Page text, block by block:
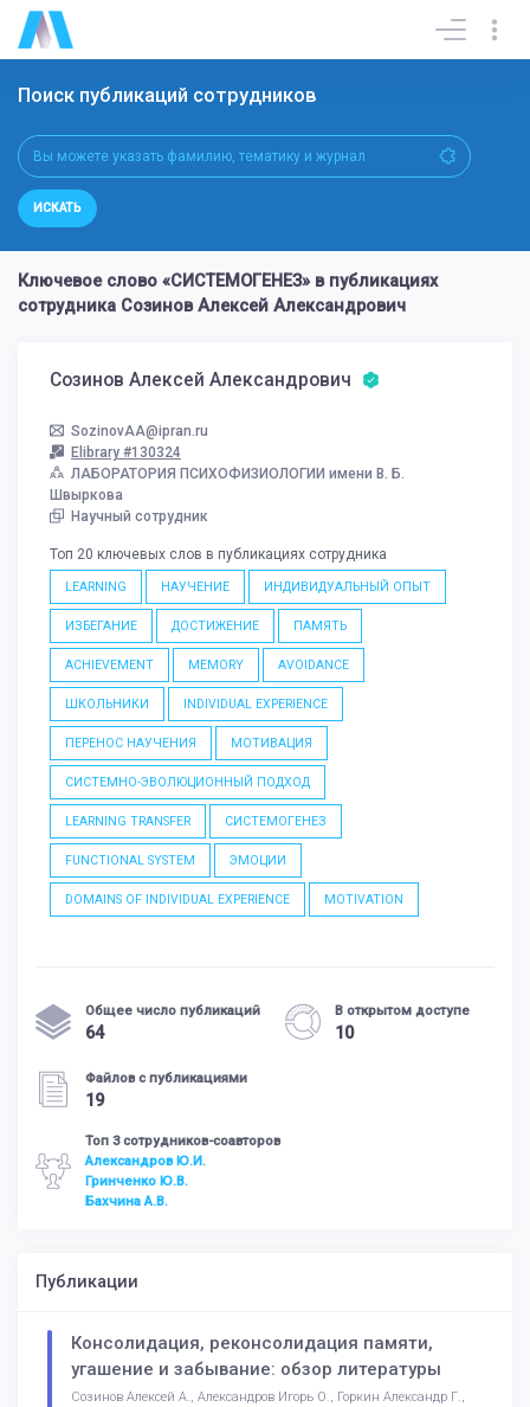
Поиск публикаций сотрудников
ИСКАТЬ
Ключевое слово «СИСТЕМОГЕНЕЗ» в публикациях
сотрудника Созинов Алексей Александрович
Созинов Алексей Александрович
SozinovAA@ipran.ru
Elibrary #130324
ЛАБОРАТОРИЯ ПСИХОФИЗИОЛОГИИ имени В. Б.
Швыркова
Научный сотрудник
Топ 20 ключевых слов в публикациях сотрудника
LEARNING НАУЧЕНИЕ ИНДИВИДУАЛЬНЫЙ ОПЫТ
ИЗБЕГАНИЕ ДОСТИЖЕНИЕ ПАМЯТЬ
ACHIEVEMENT MEMORY AVOIDANCE
ШКОЛЬНИКИ INDIVIDUAL EXPERIENCE
ПЕРЕНОС НАУЧЕНИЯ МОТИВАЦИЯ
СИСТЕМНО-ЭВОЛЮЦИОННЫЙ ПОДХОД
LEARNING TRANSFER СИСТЕМОГЕНЕЗ
FUNCTIONAL SYSTEM ЭМОЦИИ
DOMAINS OF INDIVIDUAL EXPERIENCE MOTIVATION
Общее число публикаций
64
В открытом доступе
10
Файлов с публикациями
19
Топ 3 сотрудников-соавторов
Александров Ю.И.
Гринченко Ю.В.
Бахчина А.В.
Публикации
Консолидация, реконсолидация памяти,
угашение и забывание: обзор литературы
Созинов Алексей А., Александров Игорь О., Горкин Александр Г.,